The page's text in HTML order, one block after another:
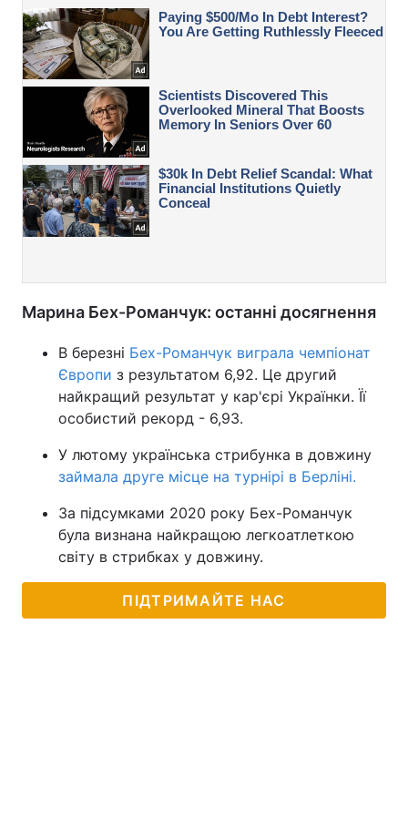
Марина Бех-Романчук: останні досягнення
В березні Бех-Романчук виграла чемпіонат
Європи з результатом 6,92. Це другий
найкращий результат у кар'єрі Українки. Її
особистий рекорд - 6,93.
У лютому українська стрибунка в довжину
займала друге місце на турнірі в Берліні.
За підсумками 2020 року Бех-Романчук
була визнана найкращою легкоатлеткою
світу в стрибках у довжину.
ПІДТРИМАЙТЕ НАС